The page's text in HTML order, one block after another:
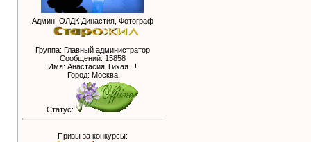
Админ, ОЛДК Династия, Фотограф
Группа: Главный администратор
Сообщений: 15858
Имя: Анастасия Тихая...!
Город: Москва
Статус:
Призы за конкурсы: